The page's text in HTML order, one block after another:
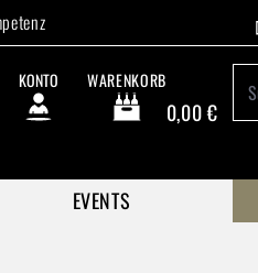
KONTO WARENKORB
0,00 €
Warenkorb enthält 0
EVENTS